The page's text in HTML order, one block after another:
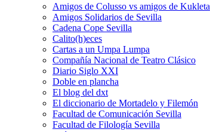
Amigos de Colusso vs amigos de Kukleta
Amigos Solidarios de Sevilla
Cadena Cope Sevilla
Calito(h)eces
Cartas a un Umpa Lumpa
Compañía Nacional de Teatro Clásico
Diario Siglo XXI
Doble en plancha
El blog del dxt
El diccionario de Mortadelo y Filemón
Facultad de Comunicación Sevilla
Facultad de Filología Sevilla